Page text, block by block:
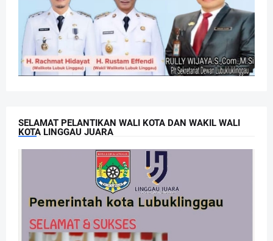
SELAMAT PELANTIKAN WALI KOTA DAN WAKIL WALI
KOTA LINGGAU JUARA